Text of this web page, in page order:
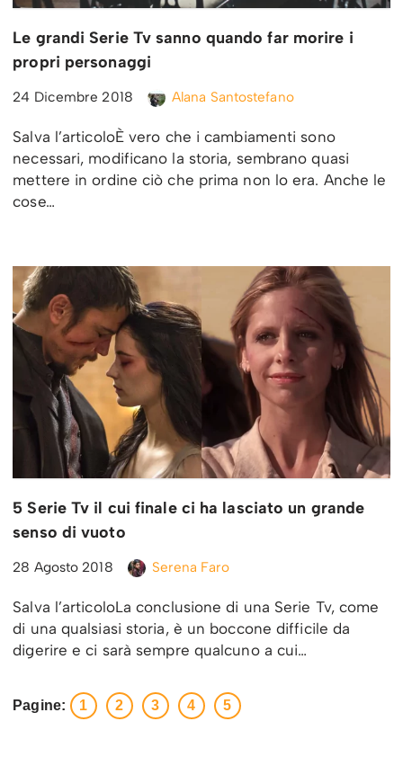
Le grandi Serie Tv sanno quando far morire i
propri personaggi
24 Dicembre 2018 Alana Santostefano
Salva l’articoloÈ vero che i cambiamenti sono
necessari, modificano la storia, sembrano quasi
mettere in ordine ciò che prima non lo era. Anche le
cose…
5 Serie Tv il cui finale ci ha lasciato un grande
senso di vuoto
28 Agosto 2018 Serena Faro
Salva l’articoloLa conclusione di una Serie Tv, come
di una qualsiasi storia, è un boccone difficile da
digerire e ci sarà sempre qualcuno a cui…
Pagine: 1 2 3 4 5